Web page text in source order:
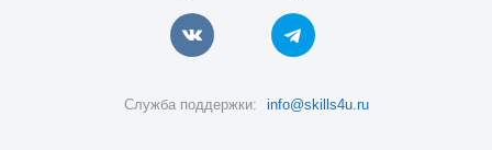
Служба поддержки: info@skills4u.ru